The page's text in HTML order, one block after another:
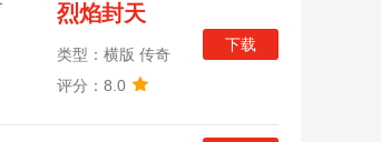
烈焰封天
类型：横版 传奇
评分：8.0
下载